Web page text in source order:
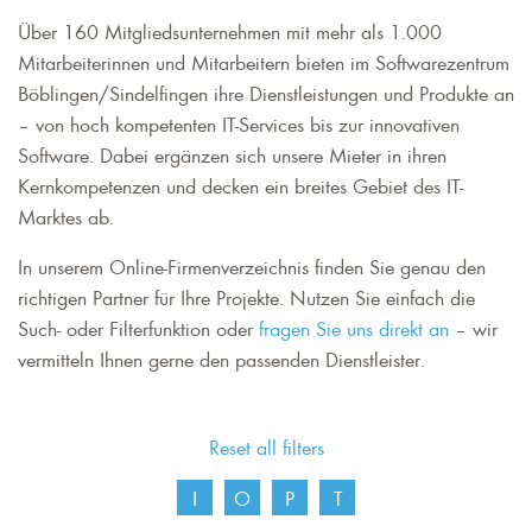
Über 160 Mitgliedsunternehmen mit mehr als 1.000
Mitarbeiterinnen und Mitarbeitern bieten im Softwarezentrum
Böblingen/Sindelfingen ihre Dienstleistungen und Produkte an
– von hoch kompetenten IT-Services bis zur innovativen
Software. Dabei ergänzen sich unsere Mieter in ihren
Kernkompetenzen und decken ein breites Gebiet des IT-
Marktes ab.
In unserem Online-Firmenverzeichnis finden Sie genau den
richtigen Partner für Ihre Projekte. Nutzen Sie einfach die
Such- oder Filterfunktion oder fragen Sie uns direkt an – wir
vermitteln Ihnen gerne den passenden Dienstleister.
Reset all filters
I
O P T